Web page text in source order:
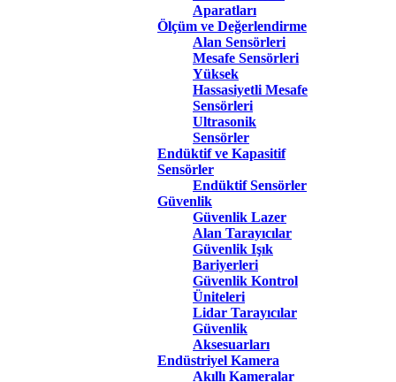
Aparatları
Ölçüm ve Değerlendirme
Alan Sensörleri
Mesafe Sensörleri
Yüksek
Hassasiyetli Mesafe
Sensörleri
Ultrasonik
Sensörler
Endüktif ve Kapasitif
Sensörler
Endüktif Sensörler
Güvenlik
Güvenlik Lazer
Alan Tarayıcılar
Güvenlik Işık
Bariyerleri
Güvenlik Kontrol
Üniteleri
Lidar Tarayıcılar
Güvenlik
Aksesuarları
Endüstriyel Kamera
Akıllı Kameralar